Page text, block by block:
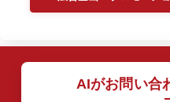
AIがお問い合